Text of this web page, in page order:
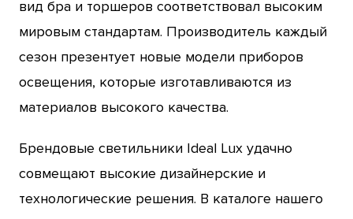
вид бра и торшеров соответствовал высоким
мировым стандартам. Производитель каждый
сезон презентует новые модели приборов
освещения, которые изготавливаются из
материалов высокого качества.
Брендовые светильники Ideal Lux удачно
совмещают высокие дизайнерские и
технологические решения. В каталоге нашего